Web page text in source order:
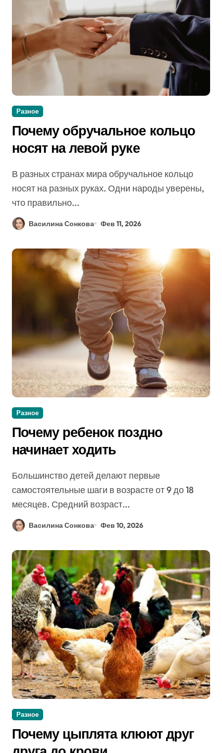
Разное
Почему обручальное кольцо
носят на левой руке
В разных странах мира обручальное кольцо
носят на разных руках. Одни народы уверены,
что правильно...
Василина Сонкова Фев 11, 2026
Разное
Почему ребенок поздно
начинает ходить
Большинство детей делают первые
самостоятельные шаги в возрасте от 9 до 18
месяцев. Средний возраст...
Василина Сонкова Фев 10, 2026
Разное
Почему цыплята клюют друг